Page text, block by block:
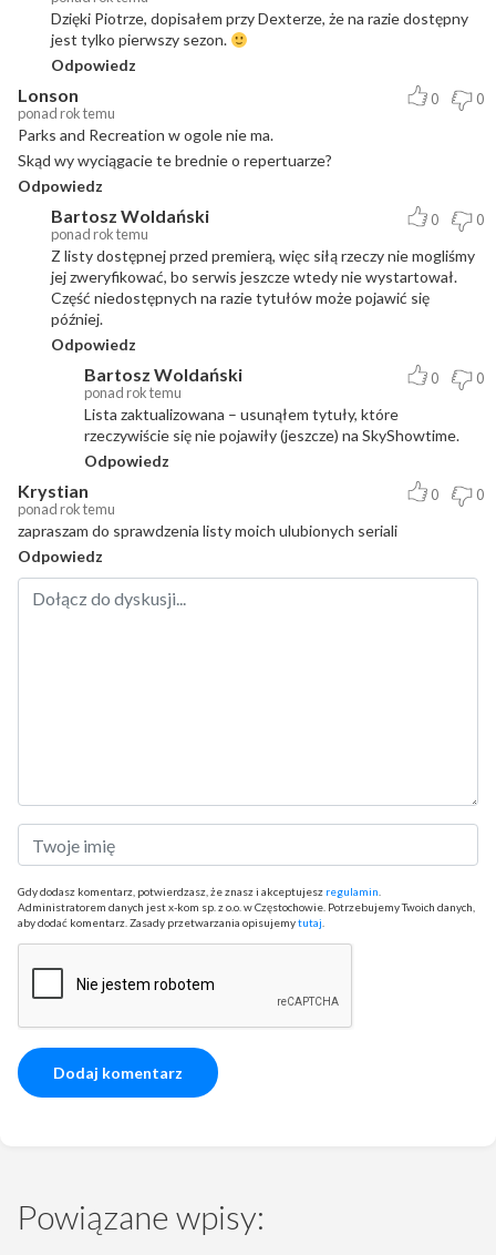
Dzięki Piotrze, dopisałem przy Dexterze, że na razie dostępny
jest tylko pierwszy sezon.
Odpowiedz
Lonson
ponad rok temu
0 0
Parks and Recreation w ogole nie ma.
Skąd wy wyciągacie te brednie o repertuarze?
Odpowiedz
Bartosz Woldański
ponad rok temu
0 0
Z listy dostępnej przed premierą, więc siłą rzeczy nie mogliśmy
jej zweryfikować, bo serwis jeszcze wtedy nie wystartował.
Część niedostępnych na razie tytułów może pojawić się
później.
Odpowiedz
Bartosz Woldański
ponad rok temu
0 0
Lista zaktualizowana – usunąłem tytuły, które
rzeczywiście się nie pojawiły (jeszcze) na SkyShowtime.
Odpowiedz
Krystian
ponad rok temu
0 0
zapraszam do sprawdzenia listy moich ulubionych seriali
Odpowiedz
Gdy dodasz komentarz, potwierdzasz, że znasz i akceptujesz regulamin
Administratorem danych jest x-kom sp. z o.o. w Częstochowie. Potrzebujemy Twoich danych,
aby dodać komentarz. Zasady przetwarzania opisujemytutaj
Powiązane wpisy: